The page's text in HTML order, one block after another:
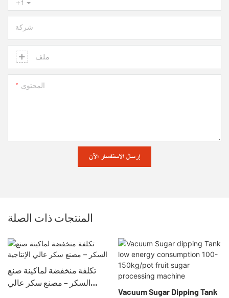
+1
شركة
ملف
المحتوى
إرسال الاستفسار الآن
المنتجات ذات الصلة
تكلفة منخفضة لماكينة صنع
السكر – مصنع سكر عالي
Vacuum Sugar Dipping Tank